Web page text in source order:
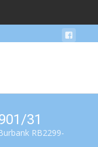
31
RB2299-